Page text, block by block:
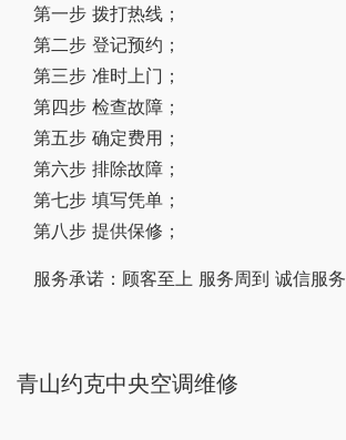
第一步 拨打热线；
第二步 登记预约；
第三步 准时上门；
第四步 检查故障；
第五步 确定费用；
第六步 排除故障；
第七步 填写凭单；
第八步 提供保修；
服务承诺：顾客至上 服务周到 诚信服务
青山约克中央空调维修